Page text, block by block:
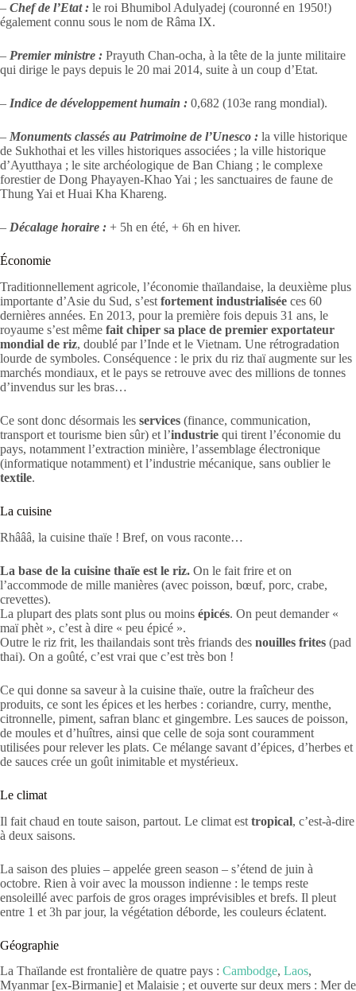
– Chef de l’Etat : le roi Bhumibol Adulyadej (couronné en 1950!)
également connu sous le nom de Râma IX.
– Premier ministre : Prayuth Chan-ocha, à la tête de la junte militaire
qui dirige le pays depuis le 20 mai 2014, suite à un coup d’Etat.
– Indice de développement humain : 0,682 (103e rang mondial).
– Monuments classés au Patrimoine de l’Unesco : la ville historique
de Sukhothai et les villes historiques associées ; la ville historique
d’Ayutthaya ; le site archéologique de Ban Chiang ; le complexe
forestier de Dong Phayayen-Khao Yai ; les sanctuaires de faune de
Thung Yai et Huai Kha Khareng.
– Décalage horaire : + 5h en été, + 6h en hiver.
Économie
Traditionnellement agricole, l’économie thaïlandaise, la deuxième plus
importante d’Asie du Sud, s’est fortement industrialisée ces 60
dernières années. En 2013, pour la première fois depuis 31 ans, le
royaume s’est même fait chiper sa place de premier exportateur
mondial de riz, doublé par l’Inde et le Vietnam. Une rétrogradation
lourde de symboles. Conséquence : le prix du riz thaï augmente sur les
marchés mondiaux, et le pays se retrouve avec des millions de tonnes
d’invendus sur les bras…
Ce sont donc désormais les services (finance, communication,
transport et tourisme bien sûr) et l’industrie qui tirent l’économie du
pays, notamment l’extraction minière, l’assemblage électronique
(informatique notamment) et l’industrie mécanique, sans oublier le
textile.
La cuisine
Rhâââ, la cuisine thaïe ! Bref, on vous raconte…
La base de la cuisine thaïe est le riz. On le fait frire et on
l’accommode de mille manières (avec poisson, bœuf, porc, crabe,
crevettes).
La plupart des plats sont plus ou moins épicés. On peut demander «
maï phèt », c’est à dire « peu épicé ».
Outre le riz frit, les thailandais sont très friands des nouilles frites (pad
thai). On a goûté, c’est vrai que c’est très bon !
Ce qui donne sa saveur à la cuisine thaïe, outre la fraîcheur des
produits, ce sont les épices et les herbes : coriandre, curry, menthe,
citronnelle, piment, safran blanc et gingembre. Les sauces de poisson,
de moules et d’huîtres, ainsi que celle de soja sont couramment
utilisées pour relever les plats. Ce mélange savant d’épices, d’herbes et
de sauces crée un goût inimitable et mystérieux.
Le climat
Il fait chaud en toute saison, partout. Le climat est tropical, c’est-à-dire
à deux saisons.
La saison des pluies – appelée green season – s’étend de juin à
octobre. Rien à voir avec la mousson indienne : le temps reste
ensoleillé avec parfois de gros orages imprévisibles et brefs. Il pleut
entre 1 et 3h par jour, la végétation déborde, les couleurs éclatent.
Géographie
La Thaïlande est frontalière de quatre pays : Cambodge, Laos,
Myanmar [ex-Birmanie] et Malaisie ; et ouverte sur deux mers : Mer de